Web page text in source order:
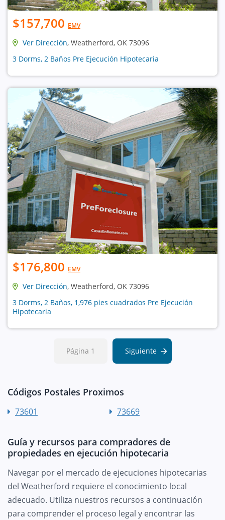
$157,700 EMV
Ver Dirección, Weatherford, OK 73096
3 Dorms, 2 Baños Pre Ejecución Hipotecaria
$176,800 EMV
Ver Dirección, Weatherford, OK 73096
3 Dorms, 2 Baños, 1,976 pies cuadrados Pre Ejecución
Hipotecaria
Página 1 Siguiente
Códigos Postales Proximos
73601 73669
Guía y recursos para compradores de
propiedades en ejecución hipotecaria
Navegar por el mercado de ejecuciones hipotecarias
del Weatherford requiere el conocimiento local
adecuado. Utiliza nuestros recursos a continuación
para comprender el proceso legal y encontrar las